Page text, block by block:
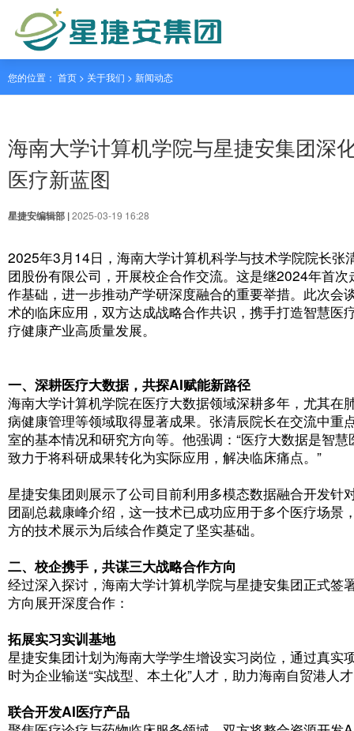
海南大学计算机学院与星
星捷安编辑部 |2025-03-19 16:28
2025年3月14日，海南大学计算机科学与
作基础，进一步推动产学研深度融合的重
术的临床应用，双方达成战略合作共识，
疗健康产业高质量发展。
​一、深耕医疗大数据，共探AI赋能新路径
海南大学计算机学院在医疗大数据领域深
病健康管理等领域取得显著成果。张清辰
室的基本情况和研究方向等。他强调：“医
致力于将科研成果转化为实际应用，解决
星捷安集团则展示了公司目前利用多模态
团副总裁康峰介绍，这一技术已成功应用
方的技术展示为后续合作奠定了坚实基础。